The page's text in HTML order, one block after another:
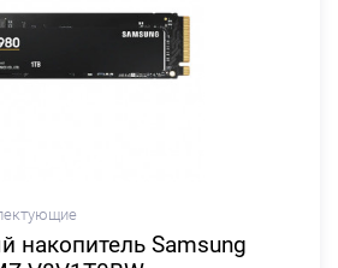
накопитель Samsung